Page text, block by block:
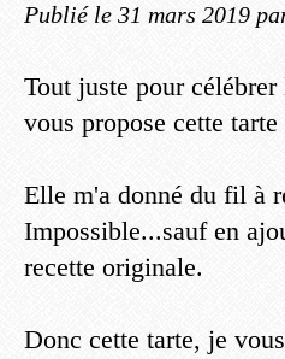
Publié le 31 mars 2019
Tout juste pour
vous propose cette
Elle m'a donné du fil à
Impossible...sauf en
recette originale.
Donc cette tarte, je